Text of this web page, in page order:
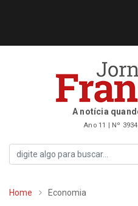
A notícia
Ano 11 | Nº
Home Economia